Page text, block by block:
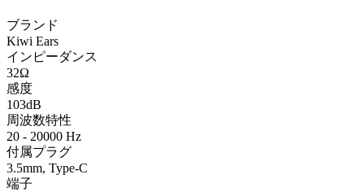
ブランド
Kiwi Ears
インピーダンス
32Ω
感度
103dB
周波数特性
20 - 20000 Hz
付属プラグ
3.5mm, Type-C
端子